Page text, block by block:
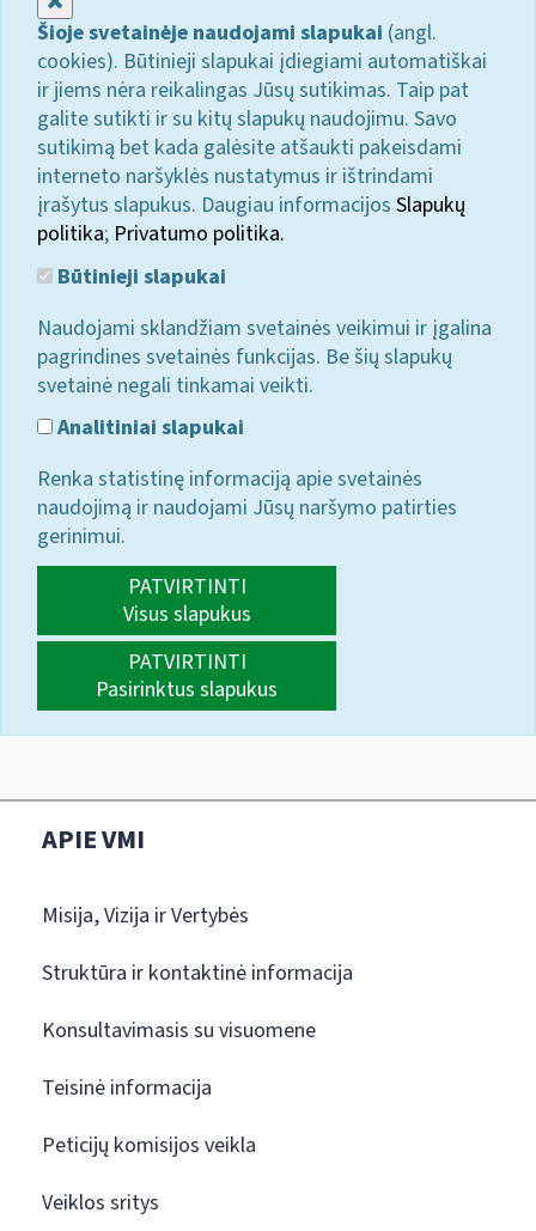
Šioje svetainėje naudojami slapukai (angl.
cookies). Būtinieji slapukai įdiegiami automatiškai
ir jiems nėra reikalingas Jūsų sutikimas. Taip pat
galite sutikti ir su kitų slapukų naudojimu. Savo
sutikimą bet kada galėsite atšaukti pakeisdami
interneto naršyklės nustatymus ir ištrindami
įrašytus slapukus. Daugiau informacijos Slapukų
politika; Privatumo politika.
Būtinieji slapukai
Naudojami sklandžiam svetainės veikimui ir įgalina
pagrindines svetainės funkcijas. Be šių slapukų
svetainė negali tinkamai veikti.
Analitiniai slapukai
Renka statistinę informaciją apie svetainės
naudojimą ir naudojami Jūsų naršymo patirties
gerinimui.
PATVIRTINTI
Visus slapukus
PATVIRTINTI
Pasirinktus slapukus
APIE VMI
Misija, Vizija ir Vertybės
Struktūra ir kontaktinė informacija
Konsultavimasis su visuomene
Teisinė informacija
Peticijų komisijos veikla
Veiklos sritys